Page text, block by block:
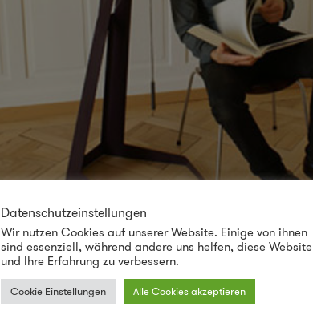
Datenschutzeinstellungen
Wir nutzen Cookies auf unserer Website. Einige von ihnen
sind essenziell, während andere uns helfen, diese Website
und Ihre Erfahrung zu verbessern.
Cookie Einstellungen Alle Cookies akzeptieren